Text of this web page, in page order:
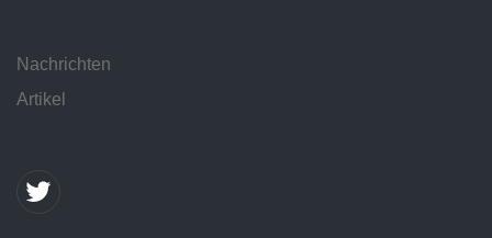
Nachrichten
Artikel